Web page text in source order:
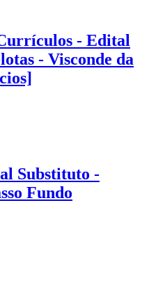
- Edital
- Visconde da
Substituto -
Fundo